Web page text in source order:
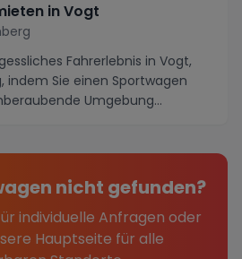
in Vogt
Fahrerlebnis in Vogt,
Sie einen Sportwagen
Umgebung
nicht gefunden?
individuelle Anfragen oder
Hauptseite für alle